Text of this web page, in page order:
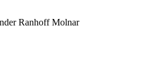
Ranhoff Molnar